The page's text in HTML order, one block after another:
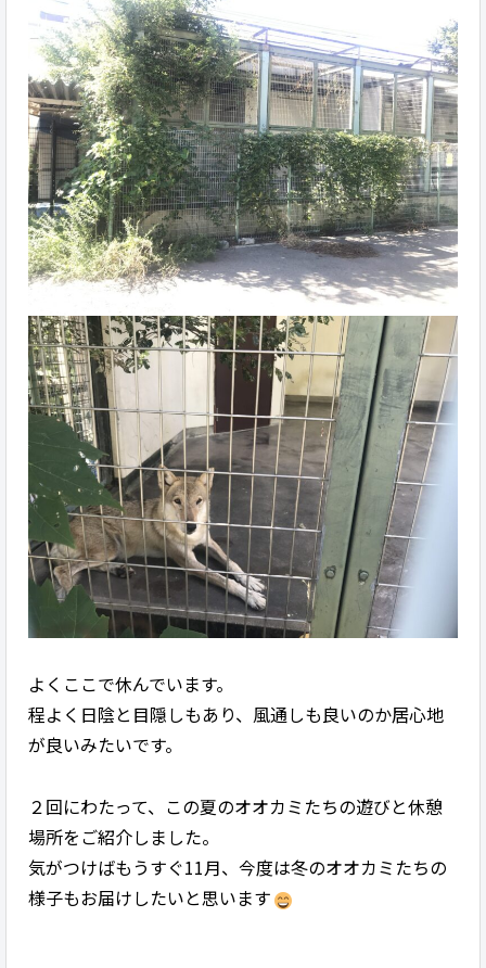
よくここで休んでいます。
程よく日陰と目隠しもあり、風通しも良いのか居心地
が良いみたいです。
２回にわたって、この夏のオオカミたちの遊びと休憩
場所をご紹介しました。
気がつけばもうすぐ11月、今度は冬のオオカミたちの
様子もお届けしたいと思います